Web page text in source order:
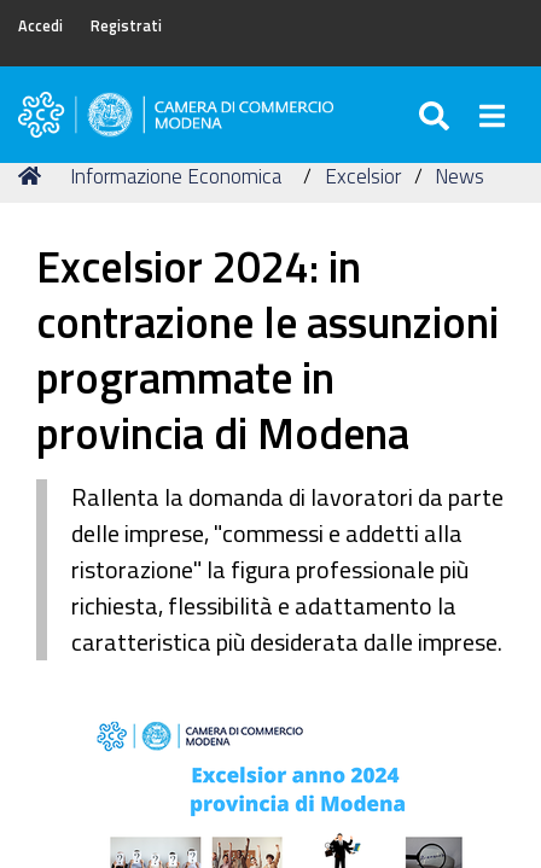
Accedi Registrati
Camera
Commercio
Tu
Home
Informazione Economica Excelsior News
Excelsior 2024: in
contrazione le assunzioni
programmate in
provincia di Modena
Rallenta la domanda di lavoratori da parte
delle imprese, "commessi e addetti alla
ristorazione" la figura professionale più
richiesta, flessibilità e adattamento la
caratteristica più desiderata dalle imprese.